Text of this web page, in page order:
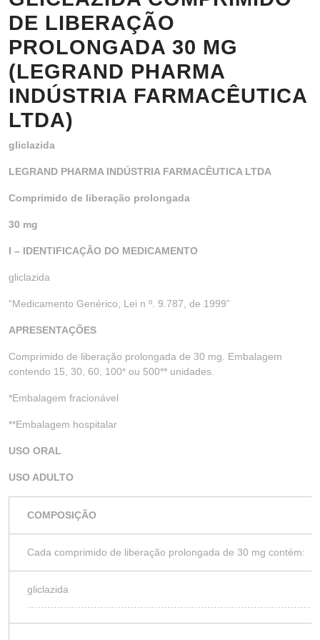
DE LIBERAÇÃO
PROLONGADA 30 MG
(LEGRAND PHARMA
INDÚSTRIA FARMACÊUTICA
LTDA)
gliclazida
LEGRAND PHARMA INDÚSTRIA FARMACÊUTICA LTDA
Comprimido de liberação prolongada
30 mg
I – IDENTIFICAÇÃO DO MEDICAMENTO
gliclazida
“Medicamento Genérico, Lei n º. 9.787, de 1999”
APRESENTAÇÕES
Comprimido de liberação prolongada de 30 mg. Embalagem
contendo 15, 30, 60, 100* ou 500** unidades.
*Embalagem fracionável
**Embalagem hospitalar
USO ORAL
USO ADULTO
COMPOSIÇÃO
Cada comprimido de liberação prolongada de 30 mg contém:
gliclazida